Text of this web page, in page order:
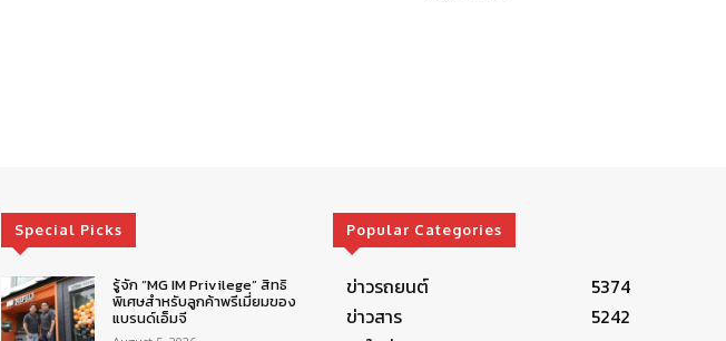
Special Picks
รู้จัก “MG IM Privilege” สิทธิ
พิเศษสำหรับลูกค้าพรีเมี่ยมของ
แบรนด์เอ็มจี
Popular Categories
ข่าวรถยนต์
5374
ข่าวสาร
5242